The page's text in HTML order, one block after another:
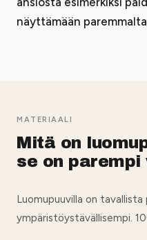
näyttämään
MATERIAALI
Mitä on
se on parempi
Luomupuuvilla on tavallista
ympäristöystävällisempi.